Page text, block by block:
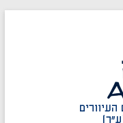
חלק תחתון באתר